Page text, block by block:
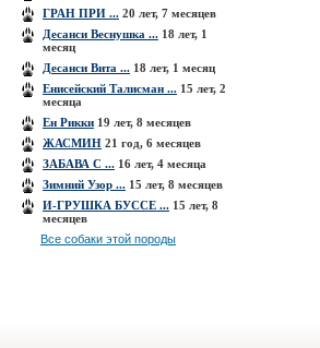
ГРАН ПРИ ... 20 лет, 7 месяцев
Десанси Веснушка ... 18 лет, 1
месяц
Десанси Вита ... 18 лет, 1 месяц
Енисейский Талисман ... 15 лет, 2
месяца
Ен Рикки 19 лет, 8 месяцев
ЖАСМИН 21 год, 6 месяцев
ЗАБАВА С ... 16 лет, 4 месяца
Зимний Узор ... 15 лет, 8 месяцев
И-ГРУШКА БУCCЕ ... 15 лет, 8
месяцев
Все собаки этой породы